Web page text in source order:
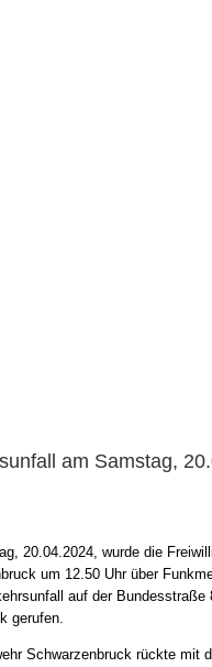
am Samstag,
20.04.2024, wurde die
um 12.50 Uhr über
auf der Bundesstraße
gerufen.
Schwarzenbruck rückte mit